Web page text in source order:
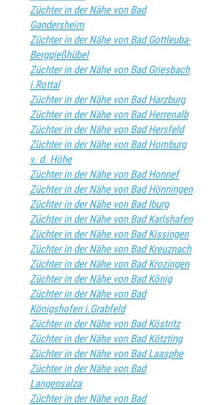
Züchter in der Nähe von Bad
Gandersheim
Züchter in der Nähe von Bad Gottleuba-
Berggießhübel
Züchter in der Nähe von Bad Griesbach
i.Rottal
Züchter in der Nähe von Bad Harzburg
Züchter in der Nähe von Bad Herrenalb
Züchter in der Nähe von Bad Hersfeld
Züchter in der Nähe von Bad Homburg
v. d. Höhe
Züchter in der Nähe von Bad Honnef
Züchter in der Nähe von Bad Hönningen
Züchter in der Nähe von Bad Iburg
Züchter in der Nähe von Bad Karlshafen
Züchter in der Nähe von Bad Kissingen
Züchter in der Nähe von Bad Kreuznach
Züchter in der Nähe von Bad Krozingen
Züchter in der Nähe von Bad König
Züchter in der Nähe von Bad
Königshofen i.Grabfeld
Züchter in der Nähe von Bad Köstritz
Züchter in der Nähe von Bad Kötzting
Züchter in der Nähe von Bad Laasphe
Züchter in der Nähe von Bad
Langensalza
Züchter in der Nähe von Bad